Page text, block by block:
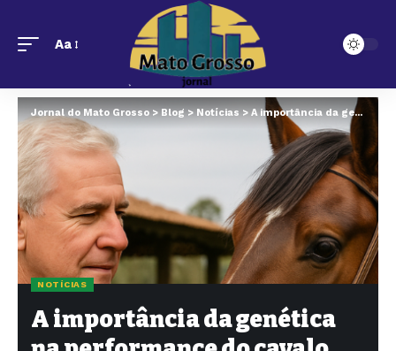
Aa
Jornal do Mato Grosso>Blog>Notícias>A importância da genética na performance do cavalo crioulo
NOTÍCIAS
A importância da genética